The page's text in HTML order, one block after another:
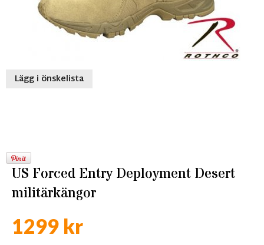
Lägg i önskelista
US Forced Entry Deployment Desert
militärkängor
1299 kr